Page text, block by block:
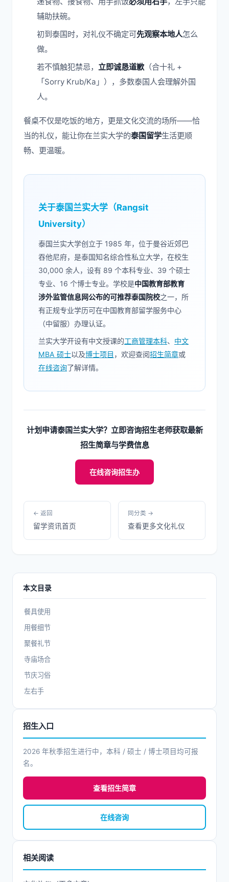
辅助扶碗。
初到泰国时，对礼仪不确定可先观察本地人怎么
做。
若不慎触犯禁忌， 立即诚恳道歉 （合十礼 +
「Sorry Krub/Ka」），多数泰国人会理解外国
人。
餐桌不仅是吃饭的地方，更是文化交流的场所——恰
当的礼仪，能让你在兰实大学的泰国留学生活更顺
畅、更温暖。
关于泰国兰实大学（Rangsit
University）
泰国兰实大学创立于 1985 年，位于曼谷近郊巴
吞他尼府，是泰国知名综合性私立大学，在校生
30,000 余人，设有 89 个本科专业、39 个硕士
专业、16 个博士专业。学校是中国教育部教育
涉外监管信息网公布的可推荐泰国院校之一，所
有正规专业学历可在中国教育部留学服务中心
（中留服）办理认证。
兰实大学开设有中文授课的工商管理本科、 中文
MBA 硕士以及博士项目 ，欢迎查阅招生简章或
在线咨询了解详情。
计划申请泰国兰实大学？立即咨询招生老师获取最新
招生简章与学费信息
在线咨询招生办
← 返回
留学资讯首页
同分类 →
查看更多文化礼仪
本文目录
餐具使用
用餐细节
聚餐礼节
寺庙场合
节庆习俗
左右手
招生入口
2026 年秋季招生进行中，本科 / 硕士 / 博士项目均可报
名。
查看招生简章
在线咨询
相关阅读